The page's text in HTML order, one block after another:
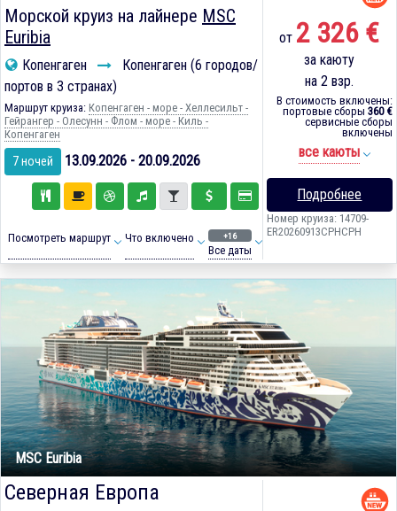
Морской круиз на лайнере MSC
Euribia
Копенгаген
Копенгаген (6 городов/
портов в 3 странах)
Маршрут круиза: Копенгаген - море - Хеллесильт -
Гейрангер - Олесунн - Флом - море - Киль -
Копенгаген
7 ночей 13.09.2026 - 20.09.2026
Посмотреть маршрут Что включено +16
Все даты
от 2 326 €
за каюту
на 2 взр.
В стоимость включены:
портовые сборы 360 €
сервисные сборы
включены
все каюты
Подробнее
Номер круиза: 14709-
ER20260913CPHCPH
MSC Euribia
Северная Европа